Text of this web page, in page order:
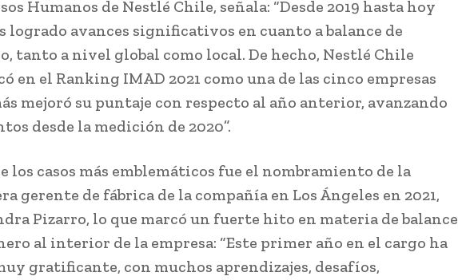
Humanos de Nestlé Chile, señala: “Desde 2019 hasta hoy
logrado avances significativos en cuanto a balance de
tanto a nivel global como local. De hecho, Nestlé Chile
en el Ranking IMAD 2021 como una de las cinco empresas
mejoró su puntaje con respecto al año anterior, avanzando
desde la medición de 2020”.
los casos más emblemáticos fue el nombramiento de la
gerente de fábrica de la compañía en Los Ángeles en 2021,
Pizarro, lo que marcó un fuerte hito en materia de balance
al interior de la empresa: “Este primer año en el cargo ha
gratificante, con muchos aprendizajes, desafíos,